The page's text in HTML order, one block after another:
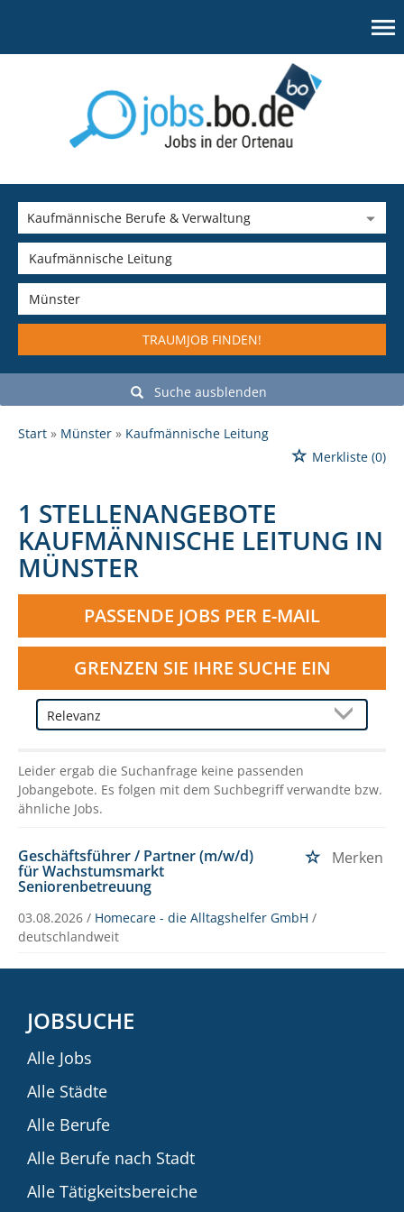
TRAUMJOB FINDEN!
Suche ausblenden
Start Münster
Kaufmännische Leitung
Merkliste (0)
1 STELLENANGEBOTE
KAUFMÄNNISCHE LEITUNG IN
MÜNSTER
PASSENDE JOBS PER E-MAIL
GRENZEN SIE IHRE SUCHE EIN
Leider ergab die Suchanfrage keine passenden
Jobangebote. Es folgen mit dem Suchbegriff verwandte bzw.
ähnliche Jobs.
Geschäftsführer / Partner (m/w/d)
für Wachstumsmarkt
Seniorenbetreuung
Merken
03.08.2026 / Homecare - die Alltagshelfer GmbH /
deutschlandweit
JOBSUCHE
Alle Jobs
Alle Städte
Alle Berufe
Alle Berufe nach Stadt
Alle Tätigkeitsbereiche